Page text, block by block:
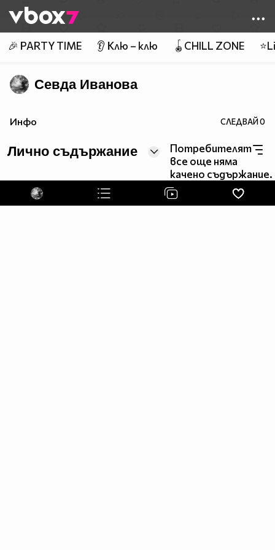
👾
🎉 PARTY TIME 👂 Клю – клю 🪀CHILL ZONE
Севда Иванова
Инфо СЛЕДВАЙ0
Лично съдържание
Потребителят
все още няма
качено съдържание.